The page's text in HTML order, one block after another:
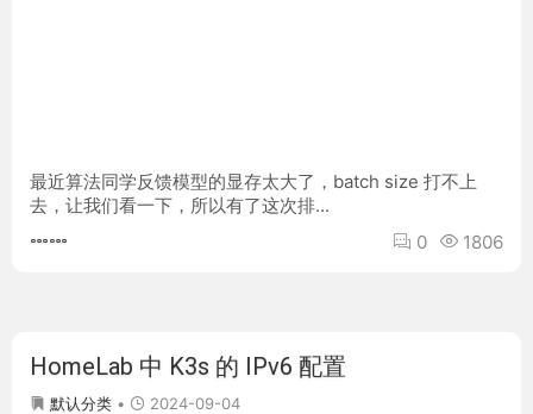
最近算法同学反馈模型的显存太大了，batch size 打不上
去，让我们看一下，所以有了这次排...
1806
0
HomeLab 中 K3s 的 IPv6 配置
默认分类 2024-09-04